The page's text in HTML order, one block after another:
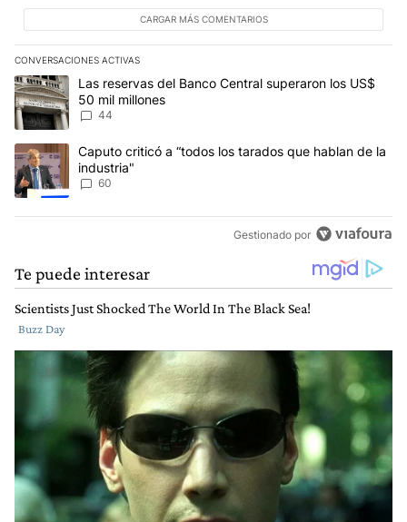
CARGAR MÁS COMENTARIOS
CONVERSACIONES ACTIVAS
Este listado muestra los artículos con más comentarios en los
Un artículo de tendencia con el título "Las reservas del Banco
Las reservas del Banco Central superaron los US$
50 mil millones
44
Un artículo de tendencia con el título "Caputo criticó a “todos
Caputo criticó a “todos los tarados que hablan de la
industria"
60
Gestionado por